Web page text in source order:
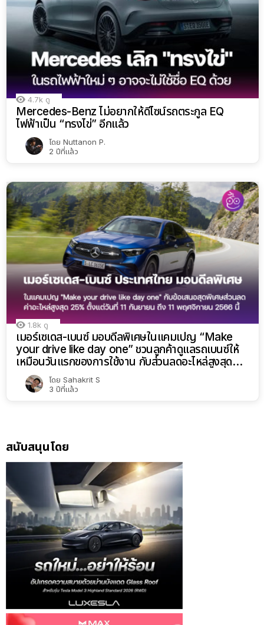
4.7k ดู
Mercedes-Benz ไม่อยากให้ดีไซน์รถตระกูล EQ
ไฟฟ้าเป็น “ทรงไข่” อีกแล้ว
โดย Nuttanon P.
2 ปีที่แล้ว
1.8k ดู
เมอร์เซเดส-เบนซ์ มอบดีลพิเศษในแคมเปญ “Make
your drive like day one” ชวนลูกค้าดูแลรถเบนซ์ให้
เหมือนวันแรกของการใช้งาน กับส่วนลดอะไหล่สูงสุด
25%
โดย Sahakrit S
3 ปีที่แล้ว
สนับสนุนโดย